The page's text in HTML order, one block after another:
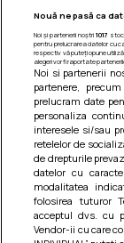
Barcute
Un deliciu
Nouă ne pasă ca
Noi și partenerii noștri 1017
pentru prelucrarea datelor cu
respectiv vă puteți opune
alegeri vor fi raportate
Noi si partenerii
partenere,
prelucram date
personaliza
interesele si/sau
retelelor de
de drepturile
datelor cu
modalitatea
folosirea tuturor
acceptul dvs. cu
Vendor-ii cu care